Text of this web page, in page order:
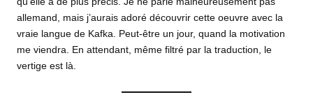
allemand, mais j’aurais adoré découvrir cette oeuvre avec la
vraie langue de Kafka. Peut-être un jour, quand la motivation
me viendra. En attendant, même filtré par la traduction, le
vertige est là.